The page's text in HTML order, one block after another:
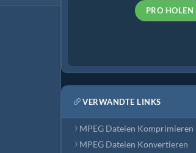
PRO HOLEN
VERWANDTE LINKS
MPEG Dateien Komprimieren
MPEG Dateien Konvertieren